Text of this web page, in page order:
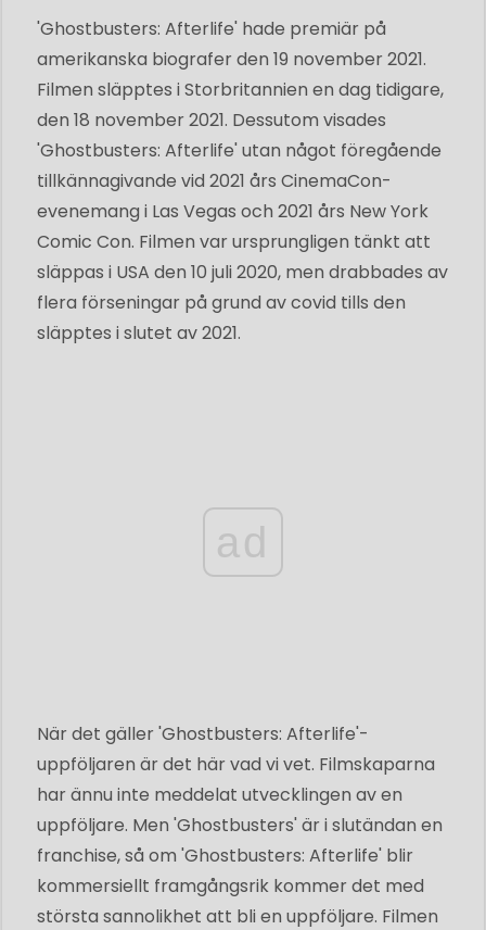
'Ghostbusters: Afterlife' hade premiär på
amerikanska biografer den 19 november 2021.
Filmen släpptes i Storbritannien en dag tidigare,
den 18 november 2021. Dessutom visades
'Ghostbusters: Afterlife' utan något föregående
tillkännagivande vid 2021 års CinemaCon-
evenemang i Las Vegas och 2021 års New York
Comic Con. Filmen var ursprungligen tänkt att
släppas i USA den 10 juli 2020, men drabbades av
flera förseningar på grund av covid tills den
släpptes i slutet av 2021.
ad
När det gäller 'Ghostbusters: Afterlife'-
uppföljaren är det här vad vi vet. Filmskaparna
har ännu inte meddelat utvecklingen av en
uppföljare. Men 'Ghostbusters' är i slutändan en
franchise, så om 'Ghostbusters: Afterlife' blir
kommersiellt framgångsrik kommer det med
största sannolikhet att bli en uppföljare. Filmen